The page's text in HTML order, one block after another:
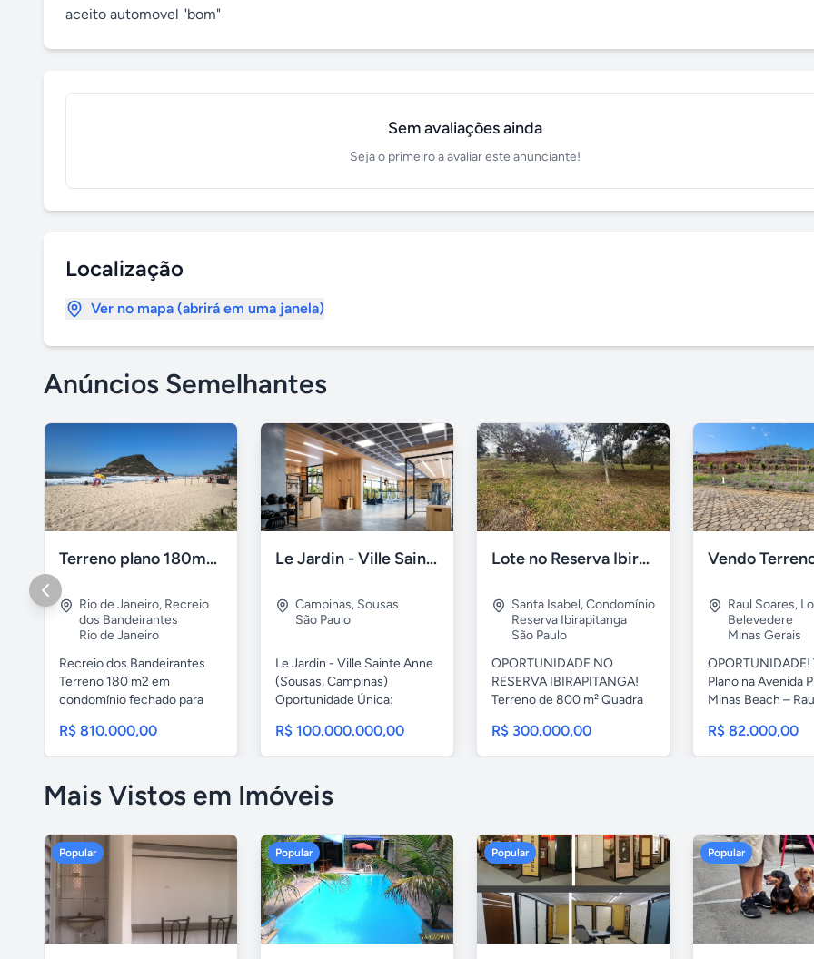
aceito automovel "bom"
Sem avaliações ainda
Seja o primeiro a avaliar este anunciante!
Localização
Ver no mapa (abrirá em uma janela)
Anúncios Semelhantes
Terreno plano 180m2 Recreio dos Bandeirantes
Rio de Janeiro, Recreio
dos Bandeirantes
Rio de Janeiro
Recreio dos Bandeirantes
Terreno 180 m2 em
condomínio fechado para
R$ 810.000,00
Le Jardin - Ville Sainte Anne - Sousas, Campinas
Campinas, Sousas
São Paulo
Le Jardin - Ville Sainte Anne
(Sousas, Campinas)
Oportunidade Única:
R$ 100.000.000,00
Lote no Reserva Ibirapitanga de 800m²
Santa Isabel,Condomínio
Reserva Ibirapitanga
São Paulo
OPORTUNIDADE NO
RESERVA IBIRAPITANGA!
Terreno de 800 m² Quadra
R$ 300.000,00
Raul Soares,
Belevedere
Minas Gerais
Plano na Avenida
Minas Beach –
R$ 82.000,00
Mais Vistos em Imóveis
Popular Popular Popular Popular